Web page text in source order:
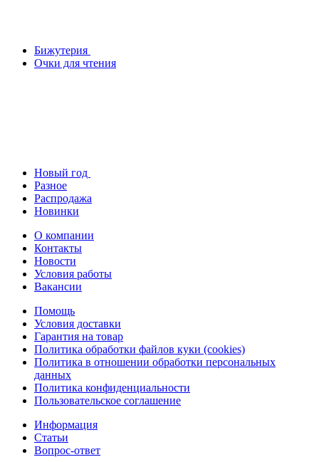
Бижутерия
Очки для чтения
Новый год
Разное
Распродажа
Новинки
О компании
Контакты
Новости
Условия работы
Вакансии
Помощь
Условия доставки
Гарантия на товар
Политика обработки файлов куки (cookies)
Политика в отношении обработки персональных
данных
Политика конфиденциальности
Пользовательское соглашение
Информация
Статьи
Вопрос-ответ